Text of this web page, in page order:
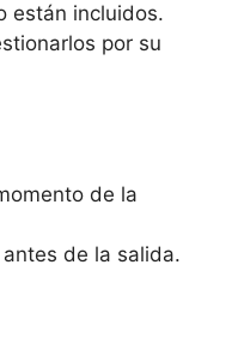
están incluidos.
por su
de la
de la salida.